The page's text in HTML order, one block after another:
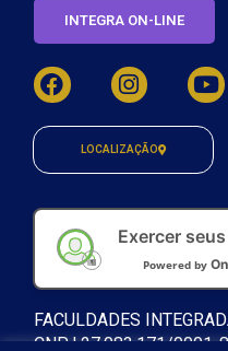
INTEGRA ON-LINE
LOCALIZAÇÃO
Exercer
Powered by
FACULDADES
CNPJ 27.083.171/0001-